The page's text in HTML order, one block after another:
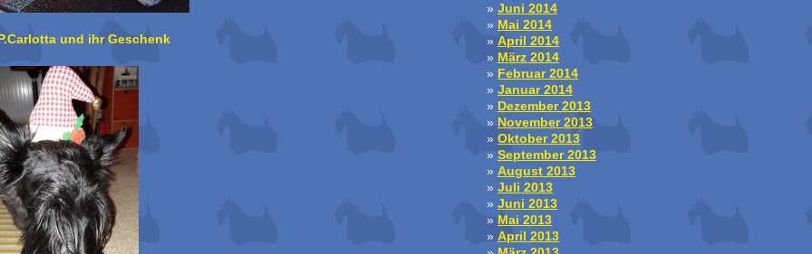
und ihr Geschenk
Juni 2014
Mai 2014
April 2014
März 2014
Februar 2014
Januar 2014
Dezember 2013
November 2013
Oktober 2013
September 2013
August 2013
Juli 2013
Juni 2013
Mai 2013
April 2013